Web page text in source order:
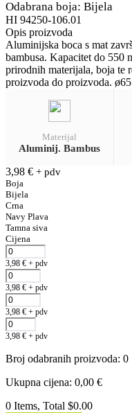
Odabrana boja: Bijela
HI 94250-106.01
Opis proizvoda
Aluminijska boca s mat
bambusa. Kapacitet do 550
prirodnih materijala, boja te
proizvoda do proizvoda.
Materijal
Aluminij. Bambus
3,98 € + pdv
Boja
Bijela
Crna
Navy Plava
Tamna siva
Cijena
3,98 € + pdv
3,98 € + pdv
3,98 € + pdv
3,98 € + pdv
Broj odabranih proizvoda: 0
Ukupna cijena: 0,00 €
0 Items, Total $0.00